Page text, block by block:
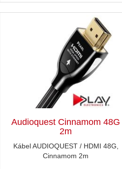
Audioquest Cinnamom 48G
2m
Kábel AUDIOQUEST / HDMI 48G,
Cinnamom 2m